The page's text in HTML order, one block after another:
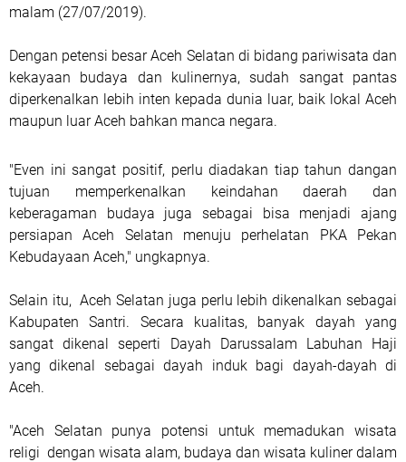
malam (27/07/2019).
Dengan petensi besar Aceh Selatan di bidang pariwisata dan
kekayaan budaya dan kulinernya, sudah sangat pantas
diperkenalkan lebih inten kepada dunia luar, baik lokal Aceh
maupun luar Aceh bahkan manca negara.
"Even ini sangat positif, perlu diadakan tiap tahun dangan
tujuan memperkenalkan keindahan daerah dan
keberagaman budaya juga sebagai bisa menjadi ajang
persiapan Aceh Selatan menuju perhelatan PKA Pekan
Kebudayaan Aceh," ungkapnya.
Selain itu, Aceh Selatan juga perlu lebih dikenalkan sebagai
Kabupaten Santri. Secara kualitas, banyak dayah yang
sangat dikenal seperti Dayah Darussalam Labuhan Haji
yang dikenal sebagai dayah induk bagi dayah-dayah di
Aceh.
"Aceh Selatan punya potensi untuk memadukan wisata
religi dengan wisata alam, budaya dan wisata kuliner dalam